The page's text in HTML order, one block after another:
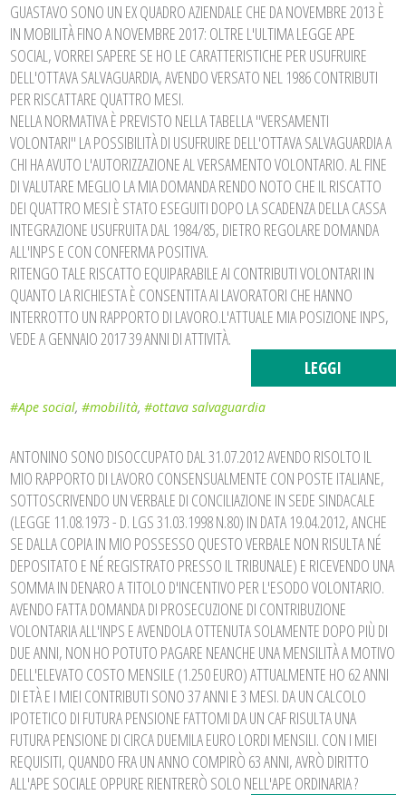
GUASTAVO SONO UN EX QUADRO AZIENDALE CHE DA NOVEMBRE 2013 È
IN MOBILITÀ FINO A NOVEMBRE 2017: OLTRE L'ULTIMA LEGGE APE
SOCIAL, VORREI SAPERE SE HO LE CARATTERISTICHE PER USUFRUIRE
DELL'OTTAVA SALVAGUARDIA, AVENDO VERSATO NEL 1986 CONTRIBUTI
PER RISCATTARE QUATTRO MESI.
NELLA NORMATIVA È PREVISTO NELLA TABELLA "VERSAMENTI
VOLONTARI" LA POSSIBILITÀ DI USUFRUIRE DELL'OTTAVA SALVAGUARDIA A
CHI HA AVUTO L'AUTORIZZAZIONE AL VERSAMENTO VOLONTARIO. AL FINE
DI VALUTARE MEGLIO LA MIA DOMANDA RENDO NOTO CHE IL RISCATTO
DEI QUATTRO MESI È STATO ESEGUITI DOPO LA SCADENZA DELLA CASSA
INTEGRAZIONE USUFRUITA DAL 1984/85, DIETRO REGOLARE DOMANDA
ALL'INPS E CON CONFERMA POSITIVA.
RITENGO TALE RISCATTO EQUIPARABILE AI CONTRIBUTI VOLONTARI IN
QUANTO LA RICHIESTA È CONSENTITA AI LAVORATORI CHE HANNO
INTERROTTO UN RAPPORTO DI LAVORO.L'ATTUALE MIA POSIZIONE INPS,
VEDE A GENNAIO 2017 39 ANNI DI ATTIVITÀ.
LEGGI
#Ape social,#mobilità,#ottava salvaguardia
ANTONINO SONO DISOCCUPATO DAL 31.07.2012 AVENDO RISOLTO IL
MIO RAPPORTO DI LAVORO CONSENSUALMENTE CON POSTE ITALIANE,
SOTTOSCRIVENDO UN VERBALE DI CONCILIAZIONE IN SEDE SINDACALE
(LEGGE 11.08.1973 - D. LGS 31.03.1998 N.80) IN DATA 19.04.2012, ANCHE
SE DALLA COPIA IN MIO POSSESSO QUESTO VERBALE NON RISULTA NÉ
DEPOSITATO E NÉ REGISTRATO PRESSO IL TRIBUNALE) E RICEVENDO UNA
SOMMA IN DENARO A TITOLO D'INCENTIVO PER L'ESODO VOLONTARIO.
AVENDO FATTA DOMANDA DI PROSECUZIONE DI CONTRIBUZIONE
VOLONTARIA ALL'INPS E AVENDOLA OTTENUTA SOLAMENTE DOPO PIÙ DI
DUE ANNI, NON HO POTUTO PAGARE NEANCHE UNA MENSILITÀ A MOTIVO
DELL'ELEVATO COSTO MENSILE (1.250 EURO) ATTUALMENTE HO 62 ANNI
DI ETÀ E I MIEI CONTRIBUTI SONO 37 ANNI E 3 MESI. DA UN CALCOLO
IPOTETICO DI FUTURA PENSIONE FATTOMI DA UN CAF RISULTA UNA
FUTURA PENSIONE DI CIRCA DUEMILA EURO LORDI MENSILI. CON I MIEI
REQUISITI, QUANDO FRA UN ANNO COMPIRÒ 63 ANNI, AVRÒ DIRITTO
ALL'APE SOCIALE OPPURE RIENTRERÒ SOLO NELL'APE ORDINARIA ?